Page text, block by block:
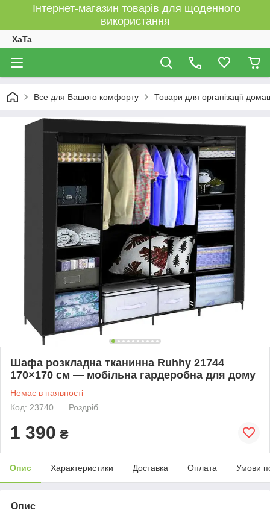
Інтернет-магазин товарів для щоденного
використання
XaTa
Все для Вашого комфорту Товари для організації
Шафа розкладна тканинна Ruhhy 21744
170×170 см — мобільна гардеробна для дому
Немає в наявності
Код: 23740
Роздріб
1 390 ₴
Опис Характеристики Доставка Оплата Умови
Опис